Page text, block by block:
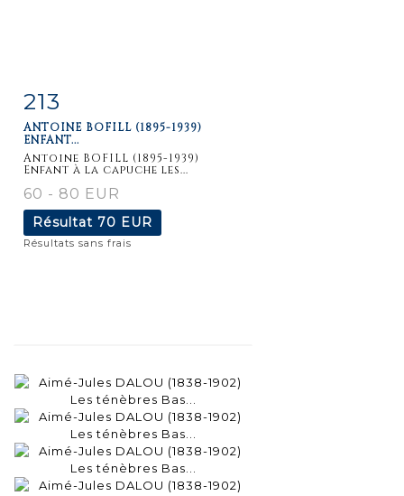
détaillée
213
ANTOINE BOFILL (1895-1939)
ENFANT...
Antoine BOFILL (1895-1939)
Enfant à la capuche les...
60 - 80 EUR
Résultat 70 EUR
Résultats sans frais